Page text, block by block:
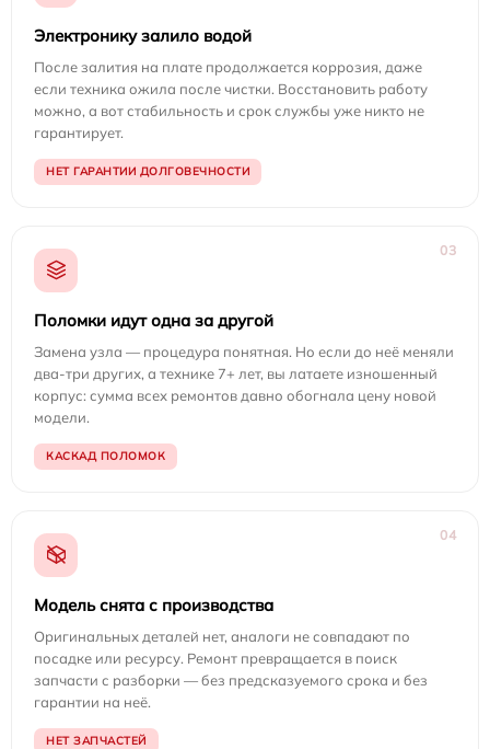
Электронику залило водой
После залития на плате продолжается коррозия, даже
если техника ожила после чистки. Восстановить работу
можно, а вот стабильность и срок службы уже никто не
гарантирует.
НЕТ ГАРАНТИИ ДОЛГОВЕЧНОСТИ
03
Поломки идут одна за другой
Замена узла — процедура понятная. Но если до неё меняли
два-три других, а технике 7+ лет, вы латаете изношенный
корпус: сумма всех ремонтов давно обогнала цену новой
модели.
КАСКАД ПОЛОМОК
04
Модель снята с производства
Оригинальных деталей нет, аналоги не совпадают по
посадке или ресурсу. Ремонт превращается в поиск
запчасти с разборки — без предсказуемого срока и без
гарантии на неё.
НЕТ ЗАПЧАСТЕЙ